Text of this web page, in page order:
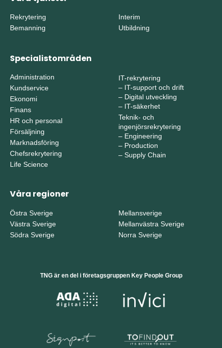
Rekrytering
Bemanning
Interim
Utbildning
Specialistområden
Administration
Kundservice
Ekonomi
Finans
HR och personal
Försäljning
Marknadsföring
Chefsrekrytering
Life Science
IT-rekrytering
– IT-support och drift
– Digital utveckling
– IT-säkerhet
Teknik- och
ingenjörsrekrytering
– Engineering
– Production
– Supply Chain
Våra regioner
Östra Sverige
Västra Sverige
Södra Sverige
Mellansverige
Mellanvästra Sverige
Norra Sverige
TNG är en del i företagsgruppen Key People Group